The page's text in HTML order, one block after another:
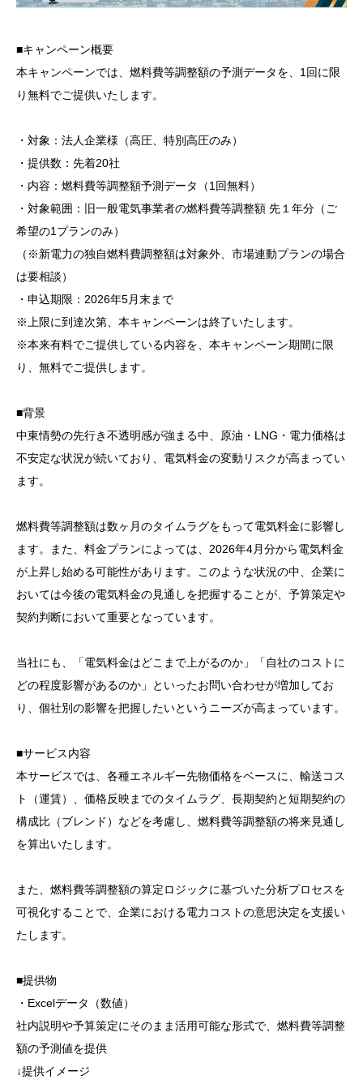
■キャンペーン概要
本キャンペーンでは、燃料費等調整額の予測データを、1回に限
り無料でご提供いたします。
・対象：法人企業様（高圧、特別高圧のみ）
・提供数：先着20社
・内容：燃料費等調整額予測データ（1回無料）
・対象範囲：旧一般電気事業者の燃料費等調整額 先１年分（ご
希望の1プランのみ）
（※新電力の独自燃料費調整額は対象外、市場連動プランの場合
は要相談）
・申込期限：2026年5月末まで
※上限に到達次第、本キャンペーンは終了いたします。
※本来有料でご提供している内容を、本キャンペーン期間に限
り、無料でご提供します。
■背景
中東情勢の先行き不透明感が強まる中、原油・LNG・電力価格は
不安定な状況が続いており、電気料金の変動リスクが高まってい
ます。
燃料費等調整額は数ヶ月のタイムラグをもって電気料金に影響し
ます。また、料金プランによっては、2026年4月分から電気料金
が上昇し始める可能性があります。このような状況の中、企業に
おいては今後の電気料金の見通しを把握することが、予算策定や
契約判断において重要となっています。
当社にも、「電気料金はどこまで上がるのか」「自社のコストに
どの程度影響があるのか」といったお問い合わせが増加してお
り、個社別の影響を把握したいというニーズが高まっています。
■サービス内容
本サービスでは、各種エネルギー先物価格をベースに、輸送コス
ト（運賃）、価格反映までのタイムラグ、長期契約と短期契約の
構成比（ブレンド）などを考慮し、燃料費等調整額の将来見通し
を算出いたします。
また、燃料費等調整額の算定ロジックに基づいた分析プロセスを
可視化することで、企業における電力コストの意思決定を支援い
たします。
■提供物
・Excelデータ（数値）
社内説明や予算策定にそのまま活用可能な形式で、燃料費等調整
額の予測値を提供
↓提供イメージ